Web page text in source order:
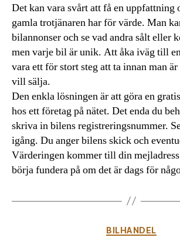
Det kan vara svårt att få en uppfattning
gamla trotjänaren har för värde. Man
bilannonser och se vad andra sålt eller
men varje bil är unik. Att åka iväg till
vara ett för stort steg att ta innan man
vill sälja.
Den enkla lösningen är att göra en gratis
hos ett företag på nätet. Det enda du
skriva in bilens registreringsnummer.
igång. Du anger bilens skick och
Värderingen kommer till din
börja fundera på om det är dags för
Kategorier
BILHANDEL